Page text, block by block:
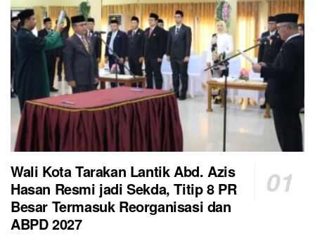
Wali Kota Tarakan Lantik Abd. Azis
Hasan Resmi jadi Sekda, Titip 8 PR
Besar Termasuk Reorganisasi dan
ABPD 2027